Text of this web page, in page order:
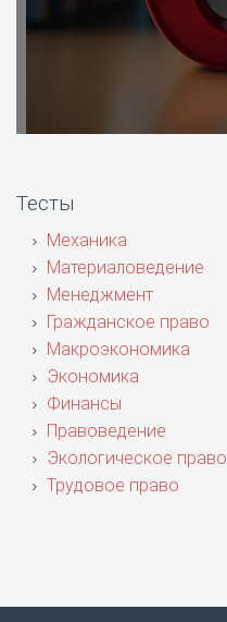
Тесты
Механика
Материаловедение
Менеджмент
Гражданское право
Макроэкономика
Экономика
Финансы
Правоведение
Экологическое право
Трудовое право